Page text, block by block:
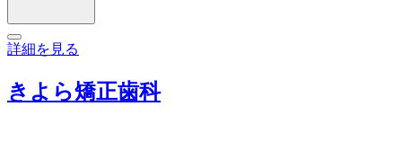
詳細を見る
きよら矯正歯科